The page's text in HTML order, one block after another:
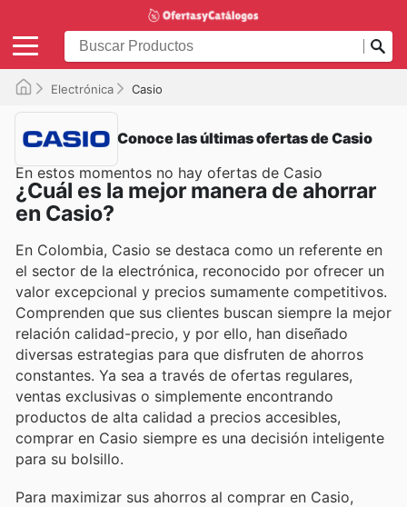
Electrónica Casio
Conoce las últimas ofertas de Casio
En estos momentos no hay ofertas de Casio
¿Cuál es la mejor manera de ahorrar
en Casio?
En Colombia, Casio se destaca como un referente en
el sector de la electrónica, reconocido por ofrecer un
valor excepcional y precios sumamente competitivos.
Comprenden que sus clientes buscan siempre la mejor
relación calidad-precio, y por ello, han diseñado
diversas estrategias para que disfruten de ahorros
constantes. Ya sea a través de ofertas regulares,
ventas exclusivas o simplemente encontrando
productos de alta calidad a precios accesibles,
comprar en Casio siempre es una decisión inteligente
para su bolsillo.
Para maximizar sus ahorros al comprar en Casio,